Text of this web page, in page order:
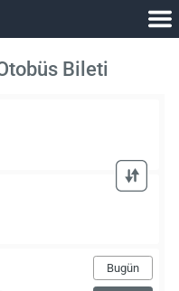
Bileti
Bugün